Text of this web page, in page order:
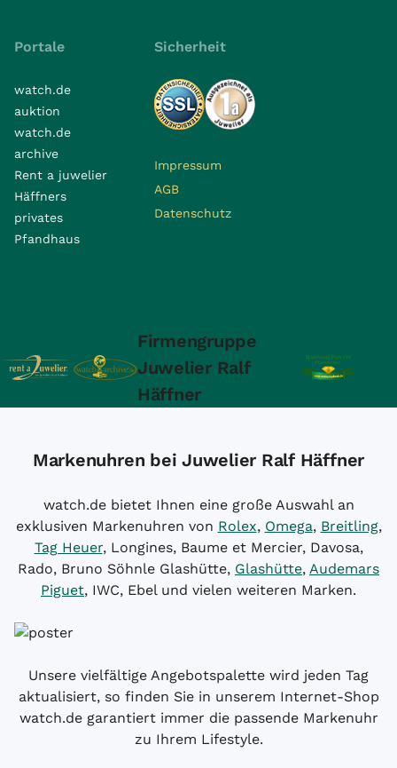
Portale
watch.de
auktion
watch.de
archive
Rent a juwelier
Häffners
privates
Pfandhaus
Sicherheit
Impressum
AGB
Datenschutz
Firmengruppe
Juwelier Ralf
Häffner
Markenuhren bei Juwelier Ralf Häffner
watch.de bietet Ihnen eine große Auswahl an
exklusiven Markenuhren von Rolex, Omega, Breitling,
Tag Heuer, Longines, Baume et Mercier, Davosa,
Rado, Bruno Söhnle Glashütte, Glashütte, Audemars
Piguet, IWC, Ebel und vielen weiteren Marken.
Unsere vielfältige Angebotspalette wird jeden Tag
aktualisiert, so finden Sie in unserem Internet-Shop
watch.de garantiert immer die passende Markenuhr
zu Ihrem Lifestyle.